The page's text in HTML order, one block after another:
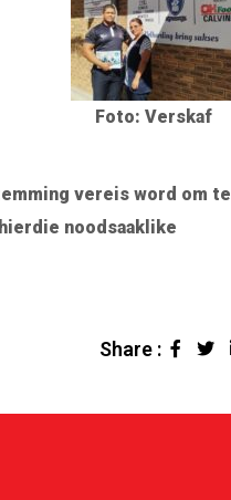
Foto: Verskaf
vereis word om te
noodsaaklike
Share :